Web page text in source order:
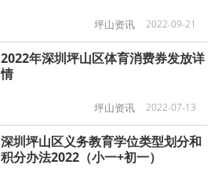
坪山资讯 2022-09-21
2022年深圳坪山区体育消费券发放详
情
坪山资讯 2022-07-13
深圳坪山区义务教育学位类型划分和
积分办法2022（小一+初一）